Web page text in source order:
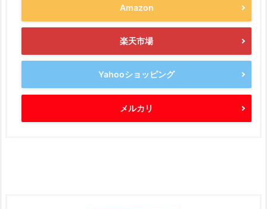
Amazon
楽天市場
Yahooショッピング
メルカリ